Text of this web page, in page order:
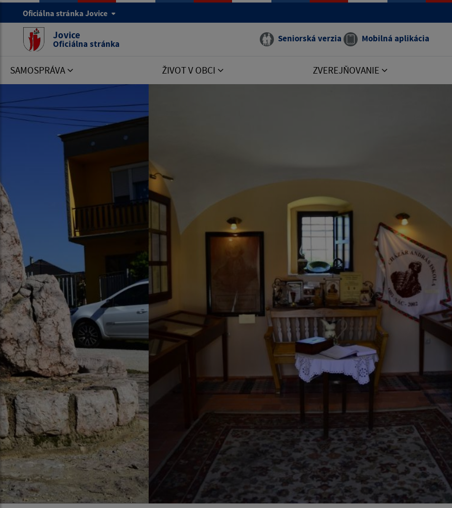
Oficiálna stránka Jovice
Jovice
Oficiálna stránka Seniorská verzia Mobilná aplikácia
SAMOSPRÁVA ŽIVOT V OBCI ZVEREJŇOVANIE